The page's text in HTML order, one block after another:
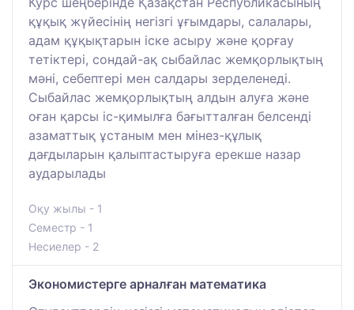
құқық жүйесінің негізгі ұғымдары, салалары,
адам құқықтарын іске асыру және қорғау
тетіктері, сондай-ақ сыбайлас жемқорлықтың
мәні, себептері мен салдары зерделенеді.
Сыбайлас жемқорлықтың алдын алуға және
оған қарсы іс-қимылға бағытталған белсенді
азаматтық ұстаным мен мінез-құлық
дағдыларын қалыптастыруға ерекше назар
аударылады
Оқу жылы - 1
Семестр - 1
Несиелер - 2
Экономистерге арналған математика